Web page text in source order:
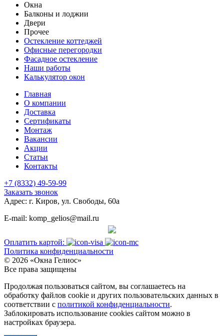
Окна
Балконы и лоджии
Двери
Прочее
Остекление коттеджей
Офисные перегородки
Фасадное остекление
Наши работы
Калькулятор окон
Главная
О компании
Доставка
Сертификаты
Монтаж
Вакансии
Акции
Статьи
Контакты
+7 (8332) 49-59-99
Заказать звонок
Адрес: г. Киров, ул. Свободы, 60а
E-mail: komp_gelios@mail.ru
Оплатить картой:
Политика конфиденциальности
© 2026 «Окна Гелиос»
Все права защищены
Продолжая пользоваться сайтом, вы соглашаетесь на
обработку файлов cookie и других пользовательских данных в
соответствии с политикой конфиденциальности.
Заблокировать использование cookies сайтом можно в
настройках браузера.